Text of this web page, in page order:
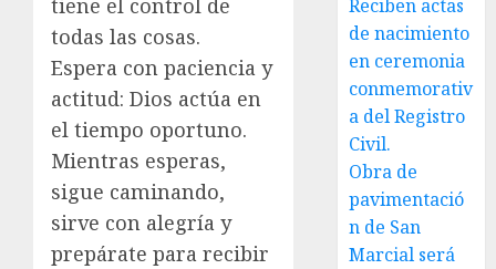
tiene el control de
todas las cosas.
Espera con paciencia y
actitud: Dios actúa en
el tiempo oportuno.
Mientras esperas,
sigue caminando,
sirve con alegría y
prepárate para recibir
Reciben actas
de nacimiento
en ceremonia
conmemorativ
a del Registro
Civil.
Obra de
pavimentació
n de San
Marcial será